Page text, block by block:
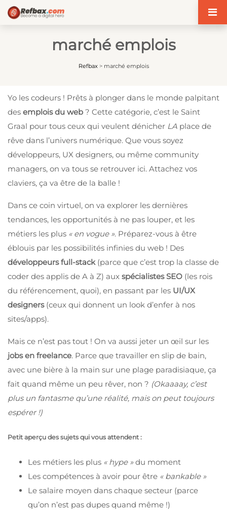
marché emplois
Refbax> marché emplois
Yo les codeurs ! Prêts à plonger dans le monde palpitant
des emplois du web ? Cette catégorie, c’est le Saint
Graal pour tous ceux qui veulent dénicher LA place de
rêve dans l’univers numérique. Que vous soyez
développeurs, UX designers, ou même community
managers, on va tous se retrouver ici. Attachez vos
claviers, ça va être de la balle !
Dans ce coin virtuel, on va explorer les dernières
tendances, les opportunités à ne pas louper, et les
métiers les plus « en vogue ». Préparez-vous à être
éblouis par les possibilités infinies du web ! Des
développeurs full-stack(parce que c’est trop la classe de
coder des applis de A à Z) aux spécialistes SEO (les rois
du référencement, quoi), en passant par les UI/UX
designers(ceux qui donnent un look d’enfer à nos
sites/apps).
Mais ce n’est pas tout ! On va aussi jeter un œil sur les
jobs en freelance. Parce que travailler en slip de bain,
avec une bière à la main sur une plage paradisiaque, ça
fait quand même un peu rêver, non ? (Okaaaay, c’est
plus un fantasme qu’une réalité, mais on peut toujours
espérer !)
Petit aperçu des sujets qui vous attendent :
Les métiers les plus « hype » du moment
Les compétences à avoir pour être « bankable »
Le salaire moyen dans chaque secteur (parce
qu’on n’est pas dupes quand même !)
Panneau de gestion des cookies